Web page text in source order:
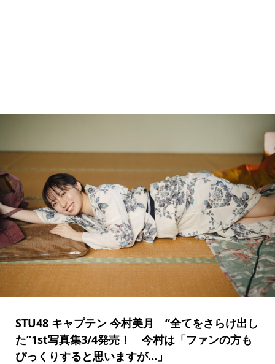
STU48 キャプテン 今村美月 “全てをさらけ出し
た”1st写真集3/4発売！ 今村は「ファンの方も
びっくりすると思いますが…」